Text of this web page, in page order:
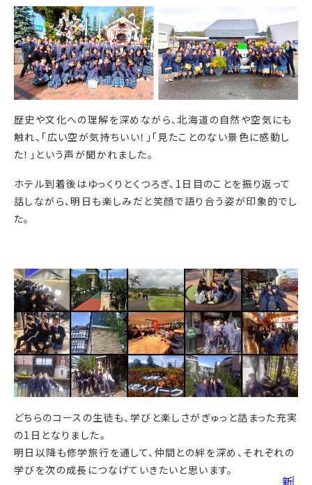
歴史や文化への理解を深めながら、北海道の自然や空気にも
触れ、「広い空が気持ちいい！」「見たことのない景色に感動し
た！」という声が聞かれました。
ホテル到着後はゆっくりとくつろぎ、1日目のことを振り返って
話しながら、明日も楽しみだと笑顔で語り合う姿が印象的でし
た。
どちらのコースの生徒も、学びと楽しさがぎゅっと詰まった充実
の1日となりました。
明日以降も修学旅行を通して、仲間との絆を深め、それぞれの
学びを次の成長につなげていきたいと思います。